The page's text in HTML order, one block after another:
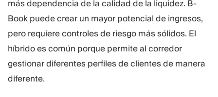
más dependencia de la calidad de la liquidez. B-
Book puede crear un mayor potencial de ingresos,
pero requiere controles de riesgo más sólidos. El
híbrido es común porque permite al corredor
gestionar diferentes perfiles de clientes de manera
diferente.